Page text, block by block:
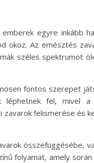
egyre inkább
Az emésztés
széles spektrumot
fontos szerepet
fel, mivel a
felismerése és
összefüggésébe,
folyamat, amely